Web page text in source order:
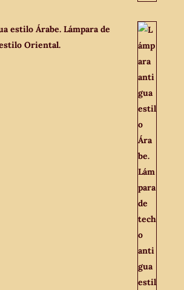
estilo Árabe. Lámpara de
Oriental.